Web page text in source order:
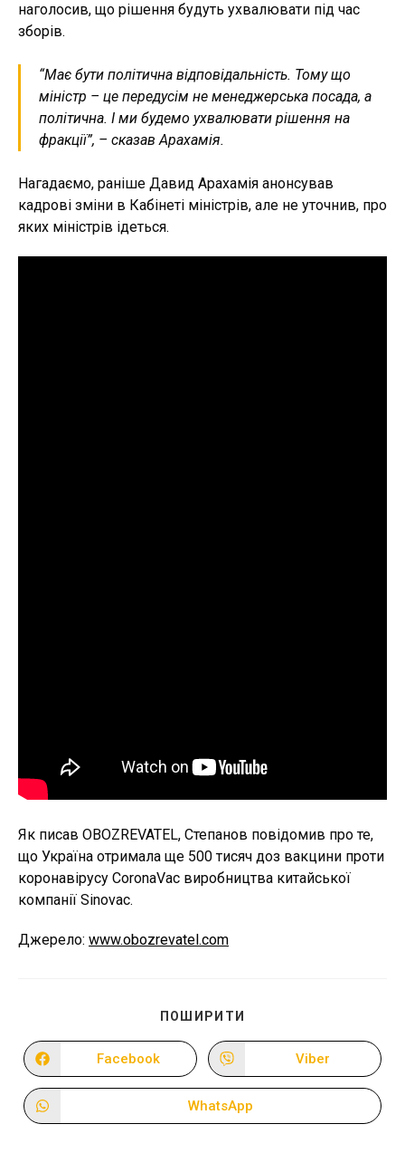
наголосив, що рішення будуть ухвалювати під час
зборів.
“Має бути політична відповідальність. Тому що
міністр – це передусім не менеджерська посада, а
політична. І ми будемо ухвалювати рішення на
фракції”, – сказав Арахамія.
Нагадаємо, раніше Давид Арахамія анонсував
кадрові зміни в Кабінеті міністрів, але не уточнив, про
яких міністрів ідеться.
Як писав OBOZREVATEL, Степанов повідомив про те,
що Україна отримала ще 500 тисяч доз вакцини проти
коронавірусу CoronaVac виробництва китайської
компанії Sinovac.
Джерело: www.obozrevatel.com
ПОШИРИТИ
ВМІСТОМ
Відкрити
в
новому
Facebook
Відкрити
в
новому
Viber
Відкрити
в
WhatsApp